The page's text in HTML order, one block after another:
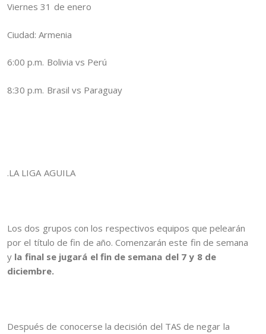
Viernes 31 de enero
Ciudad: Armenia
6:00 p.m. Bolivia vs Perú
8:30 p.m. Brasil vs Paraguay
.LA LIGA AGUILA
Los dos grupos con los respectivos equipos que pelearán
por el título de fin de año. Comenzarán este fin de semana
y la final se jugará el fin de semana del 7 y 8 de
diciembre.
Después de conocerse la decisión del TAS de negar la